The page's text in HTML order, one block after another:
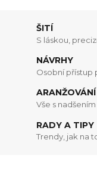
ŠITÍ
S láskou,
NÁVRHY
Osobní přístup
Vše s
RADY A TIPY
Trendy, jak na